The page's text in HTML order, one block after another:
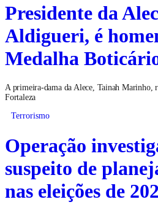
Presidente da
Aldigueri, é
Medalha
A primeira-dama da Alece, Tainah Marinho,
Fortaleza
Terrorismo
Operação
suspeito de
nas eleições de